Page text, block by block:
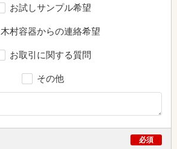
お試しサンプル希望
木村容器からの連絡希望
お取引に関する質問
その他
必須